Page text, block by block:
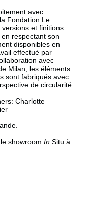
avec
Fondation Le
et finitions
respectant son
disponibles en
effectué par
avec
Milan, les éléments
sont fabriqués avec
de circularité.
Charlotte
showroom In Situ à